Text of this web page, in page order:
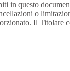
in questo
o
Il Titolare